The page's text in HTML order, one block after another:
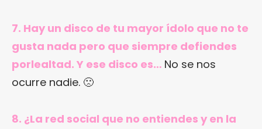
7. Hay un disco de tu mayor ídolo que no te
gusta nada pero que siempre defiendes
porlealtad. Y ese disco es… No se nos
ocurre nadie. 🙁
8. ¿La red social que no entiendes y en la